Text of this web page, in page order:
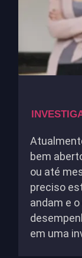
bem
ou até
preciso
andam e
em uma